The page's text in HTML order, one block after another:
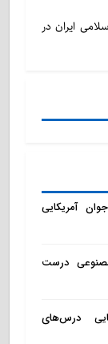
ایران در
آمریکایی
درست
درس‌های